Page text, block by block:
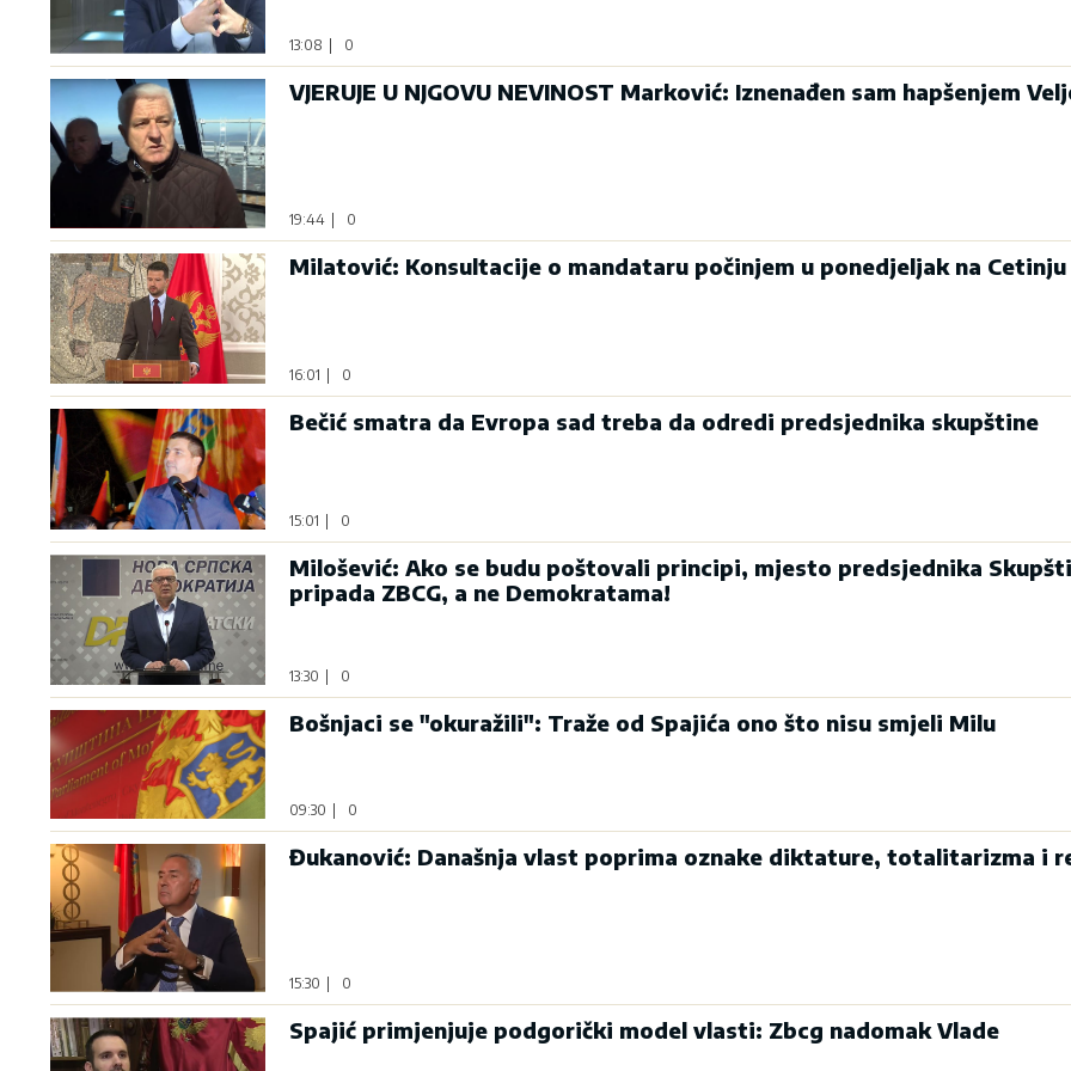
13:08 0
VJERUJE U NJGOVU NEVINOST Marković: Iznenađen sam hapšenjem
19:44 | 0
Milatović: Konsultacije o mandataru počinjem u ponedjeljak na Cetinju
16:01 | 0
Bečić smatra da Evropa sad treba da odredi predsjednika skupštine
15:01 0
Milošević: Ako se budu poštovali principi, mjesto predsjednika
pripada ZBCG, a ne Demokratama!
13:30 0
Bošnjaci se "okuražili": Traže od Spajića ono što nisu smjeli Milu
09:30 0
Đukanović: Današnja vlast poprima oznake diktature, totalitarizma i
15:30 0
Spajić primjenjuje podgorički model vlasti: Zbcg nadomak Vlade